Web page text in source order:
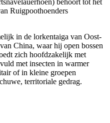
behoort tot het
Ruigpoothoenders
in de lorkentaiga van Oost-
China, waar hij open bossen
zich hoofdzakelijk met
met insecten in warmer
of in kleine groepen
territoriale gedrag.